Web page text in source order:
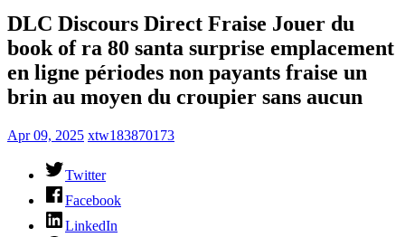
DLC Discours Direct Fraise Jouer du
book of ra 80 santa surprise emplacement
en ligne périodes non payants fraise un
brin au moyen du croupier sans aucun
Apr 09, 2025 xtw183870173
Twitter
Facebook
LinkedIn